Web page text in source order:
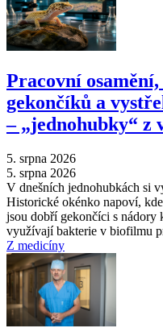
Pracovní
gekončíků a
–⁠ „jednohubky“ z
5. srpna 2026
5. srpna 2026
V dnešních jednohubkách si
Historické okénko napoví,
jsou dobří gekončíci s nádory
využívají bakterie v biofilmu
Z medicíny